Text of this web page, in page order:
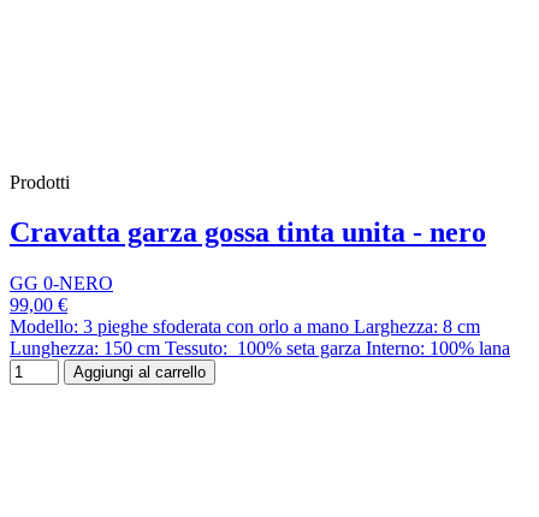
Prodotti
Cravatta garza gossa tinta unita - nero
GG 0-NERO
99,00 €
Modello: 3 pieghe sfoderata con orlo a mano Larghezza: 8 cm
Lunghezza: 150 cm Tessuto: 100% seta garza Interno: 100% lana
Aggiungi al carrello